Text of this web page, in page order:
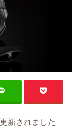
新されました